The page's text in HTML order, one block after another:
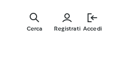
Registrati Accedi
Cerca